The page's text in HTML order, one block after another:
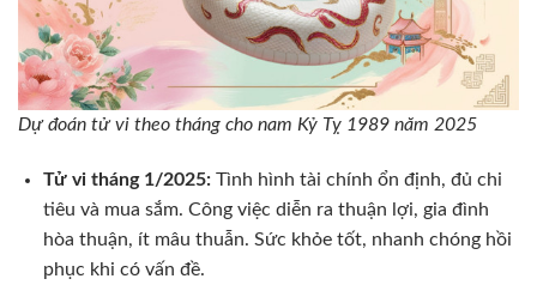
Dự đoán tử vi theo tháng cho nam Kỷ Tỵ 1989 năm 2025
Tử vi tháng 1/2025:Tình hình tài chính ổn định, đủ chi
tiêu và mua sắm. Công việc diễn ra thuận lợi, gia đình
hòa thuận, ít mâu thuẫn. Sức khỏe tốt, nhanh chóng hồi
phục khi có vấn đề.